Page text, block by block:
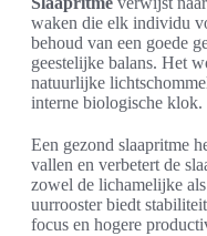
waken die elk individu
behoud van een goede
geestelijke balans. Het
natuurlijke
interne biologische klok.
Een gezond slaapritme
vallen en verbetert de
zowel de lichamelijke
uurrooster biedt
focus en hogere